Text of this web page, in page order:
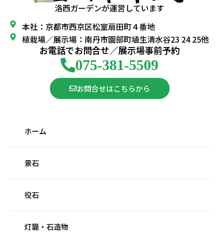
洛西ガーデンが運営しています
本社：京都市西京区松室扇田町４番地
植栽場／展示場：南丹市園部町埴生清水谷23 24 25他
お電話でお問合せ／展示場事前予約
075-381-5509
お問合せはこちらから
ホーム
景石
役石
灯籠・石造物